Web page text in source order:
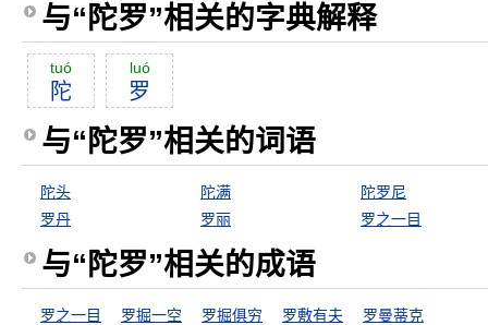
与“陀罗”相关的字典解释
tuó
陀
luó
罗
与“陀罗”相关的词语
陀头 陀满
陀罗尼
罗丹
罗丽 罗之一目
与“陀罗”相关的成语
罗之一目 罗掘一空 罗掘俱穷 罗敷有夫 罗曼蒂克